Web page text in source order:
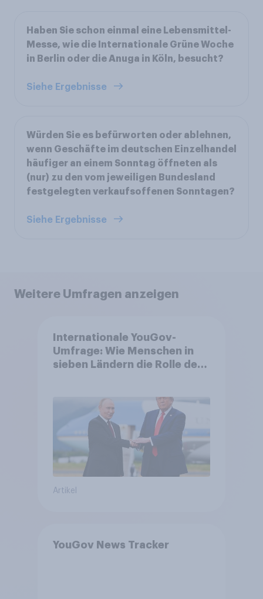
Haben Sie schon einmal eine Lebensmittel-
Messe, wie die Internationale Grüne Woche
in Berlin oder die Anuga in Köln, besucht?
Siehe Ergebnisse
Würden Sie es befürworten oder ablehnen,
wenn Geschäfte im deutschen Einzelhandel
häufiger an einem Sonntag öffneten als
(nur) zu den vom jeweiligen Bundesland
festgelegten verkaufsoffenen Sonntagen?
Siehe Ergebnisse
Weitere Umfragen anzeigen
Internationale YouGov-
Umfrage: Wie Menschen in
sieben Ländern die Rolle der
Bedrohungen und Bündnisse
bewerten
Artikel
YouGov News Tracker